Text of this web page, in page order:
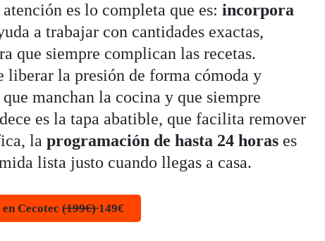
es lo completa que es:incorpora
a trabajar con cantidades exactas,
que siempre complican las recetas.
liberar la presión de forma cómoda y
manchan la cocina y que siempre
es la tapa abatible, que facilita remover
laprogramación de hasta 24 horas es
lista justo cuando llegas a casa.
Cecotec (̶1̶9̶9̶€̶)̶ 149€